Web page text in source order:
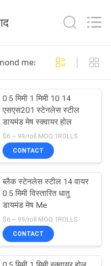
mesh ऑनलाइन निर्माण
0.5 मिमी 1 मिमी 10 14
एसएस201 स्टेनलेस स्टील
डायमंड मेष स्क्वायर होल
$6 ~ 99/roll MOQ:1ROLLS
CONTACT
ब्लैक स्टेनलेस स्टील 14 वायर
0.5 मिमी विस्तारित धातु
डायमंड मेष Me
$6 ~ 99/roll MOQ:1ROLLS
CONTACT